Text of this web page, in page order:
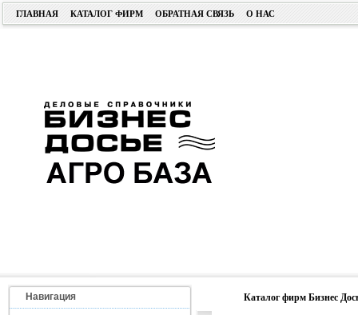
ГЛАВНАЯ КАТАЛОГ ФИРМ ОБРАТНАЯ СВЯЗЬ О НАС
Навигация Каталог фирм Бизнес